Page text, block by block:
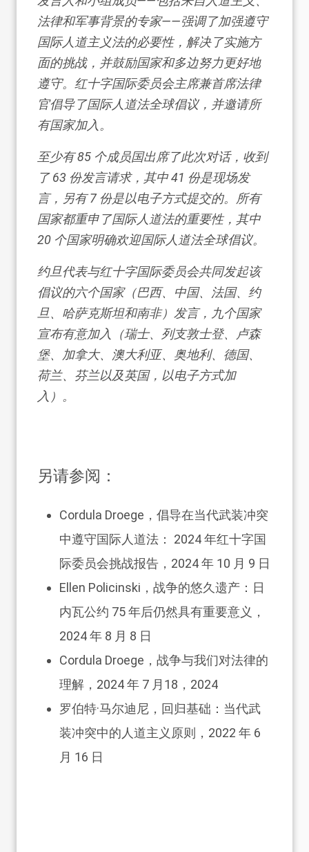
法律和军事背景的专家——强调了加强遵守
国际人道主义法的必要性，解决了实施方
面的挑战，并鼓励国家和多边努力更好地
遵守。红十字国际委员会主席兼首席法律
官倡导了国际人道法全球倡议，并邀请所
有国家加入。
至少有 85 个成员国出席了此次对话，收到
了 63 份发言请求，其中 41 份是现场发
言，另有 7 份是以电子方式提交的。所有
国家都重申了国际人道法的重要性，其中
20 个国家明确欢迎国际人道法全球倡议。
约旦代表与红十字国际委员会共同发起该
倡议的六个国家（巴西、中国、法国、约
旦、哈萨克斯坦和南非）发言，九个国家
宣布有意加入（瑞士、列支敦士登、卢森
堡、加拿大、澳大利亚、奥地利、德国、
荷兰、芬兰以及英国，以电子方式加
入）。
另请参阅：
Cordula Droege， 倡导在当代武装冲突
中遵守国际人道法： 2024 年红十字国
际委员会挑战报告 ，2024 年 10 月 9 日
Ellen Policinski， 战争的悠久遗产：日
内瓦公约 75 年后仍然具有重要意义 ，
2024 年 8 月 8 日
Cordula Droege， 战争与我们对法律的
理解 ，2024 年 7 月18，2024
罗伯特·马尔迪尼， 回归基础：当代武
装冲突中的人道主义原则 ，2022 年 6
月 16 日